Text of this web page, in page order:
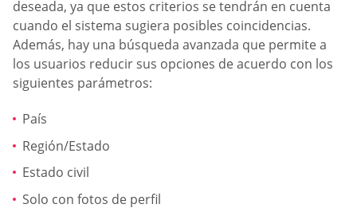
deseada, ya que estos criterios se tendrán en cuenta
cuando el sistema sugiera posibles coincidencias.
Además, hay una búsqueda avanzada que permite a
los usuarios reducir sus opciones de acuerdo con los
siguientes parámetros:
País
Región/Estado
Estado civil
Solo con fotos de perfil